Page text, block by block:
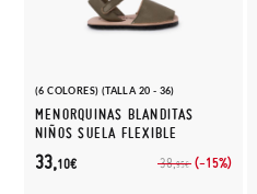
(6 COLORES) (TALLA 20 - 36)
MENORQUINAS BLANDITAS
NIÑOS SUELA FLEXIBLE
38,95€ (-15%)
33,10€